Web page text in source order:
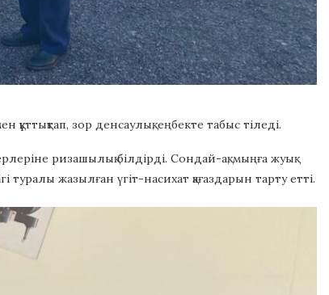
зор денсаулық, еңбекте табыс тіледі.
ризашылық білдірді. Сондай-ақ, мыңға жуық
туралы жазылған үгіт-насихат қағаздарын тарту етті.